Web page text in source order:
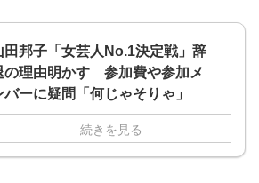
田邦子「女芸人No.1決定戦」辞
の理由明かす 参加費や参加メ
バーに疑問「何じゃそりゃ」
続きを見る